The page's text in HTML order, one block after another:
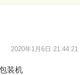
2020年1月6日 21:44:21